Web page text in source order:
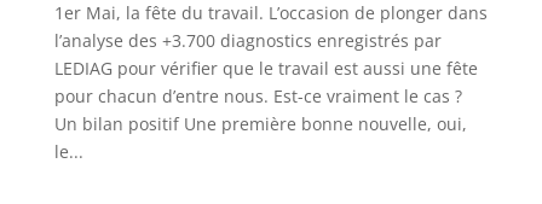
1er Mai, la fête du travail. L’occasion de plonger dans
l’analyse des +3.700 diagnostics enregistrés par
LEDIAG pour vérifier que le travail est aussi une fête
pour chacun d’entre nous. Est-ce vraiment le cas ?
Un bilan positif Une première bonne nouvelle, oui,
le...